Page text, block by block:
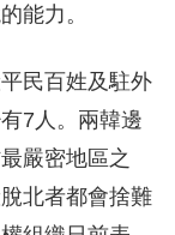
能力。
民百姓及駐外
7人。兩韓邊
嚴密地區之
北者都會捨難